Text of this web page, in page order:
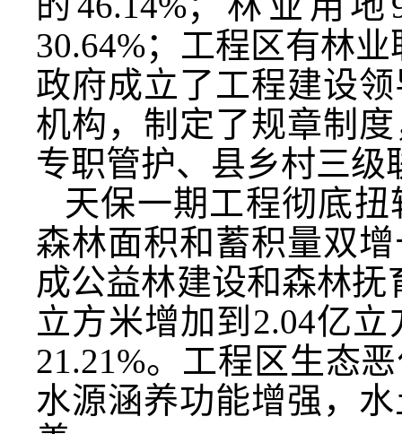
30.64%；工程区有林
政府成立了工程建设
机构，制定了规章制
专职管护、县乡村三
天保一期工程彻底
森林面积和蓄积量双
成公益林建设和森林抚
立方米增加到2.04亿
21.21%。工程区生态
水源涵养功能增强，